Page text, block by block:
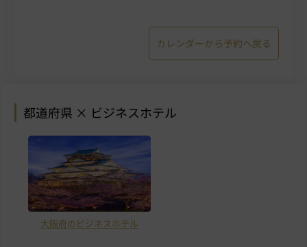
カレンダーから予約へ戻る
都道府県 × ビジネスホテル
大阪府のビジネスホテル